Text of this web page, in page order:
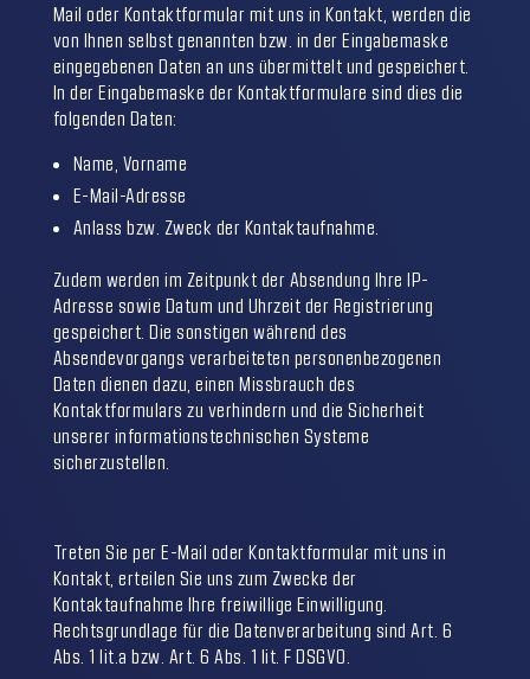
Mail oder Kontaktformular mit uns in Kontakt, werden die
von Ihnen selbst genannten bzw. in der Eingabemaske
eingegebenen Daten an uns übermittelt und gespeichert.
In der Eingabemaske der Kontaktformulare sind dies die
folgenden Daten:
Name, Vorname
E-Mail-Adresse
Anlass bzw. Zweck der Kontaktaufnahme.
Zudem werden im Zeitpunkt der Absendung Ihre IP-
Adresse sowie Datum und Uhrzeit der Registrierung
gespeichert. Die sonstigen während des
Absendevorgangs verarbeiteten personenbezogenen
Daten dienen dazu, einen Missbrauch des
Kontaktformulars zu verhindern und die Sicherheit
unserer informationstechnischen Systeme
sicherzustellen.
Treten Sie per E-Mail oder Kontaktformular mit uns in
Kontakt, erteilen Sie uns zum Zwecke der
Kontaktaufnahme Ihre freiwillige Einwilligung.
Rechtsgrundlage für die Datenverarbeitung sind Art. 6
Abs. 1 lit.a bzw. Art. 6 Abs. 1 lit. F DSGVO.